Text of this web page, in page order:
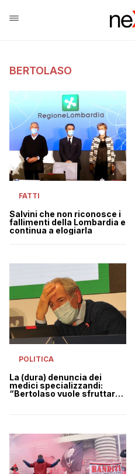
BERTOLASO
FATTI
Salvini che non riconosce i
fallimenti della Lombardia e
continua a elogiarla
POLITICA
La (dura) denuncia dei
medici specializzandi:
“Bertolaso vuole sfruttarci